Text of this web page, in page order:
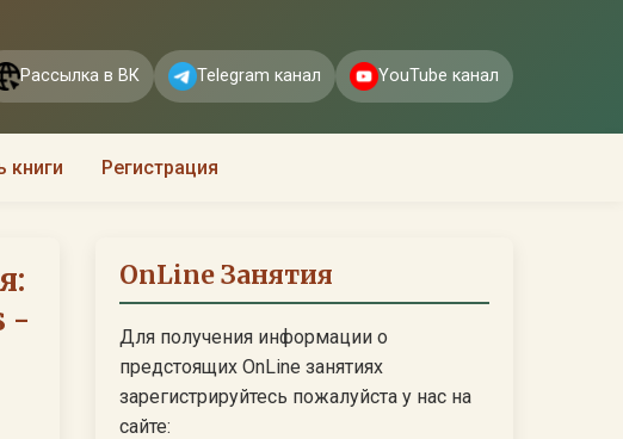
Рассылка в ВК Telegram канал YouTube канал
книги Регистрация
-
OnLine Занятия
Для получения информации о
предстоящих OnLine занятиях
зарегистрируйтесь пожалуйста у нас на
сайте: